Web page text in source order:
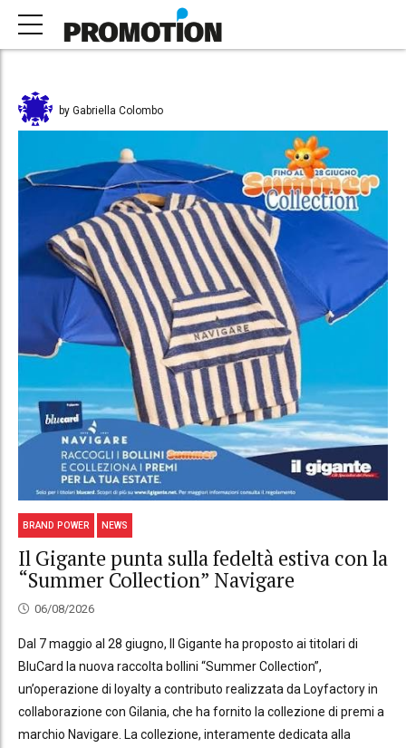
by Gabriella Colombo
BRAND POWER NEWS
Il Gigante punta sulla fedeltà estiva con la
“Summer Collection” Navigare
06/08/2026
Dal 7 maggio al 28 giugno, Il Gigante ha proposto ai titolari di
BluCard la nuova raccolta bollini “Summer Collection”,
un’operazione di loyalty a contributo realizzata da Loyfactory in
collaborazione con Gilania, che ha fornito la collezione di premi a
marchio Navigare. La collezione, interamente dedicata alla